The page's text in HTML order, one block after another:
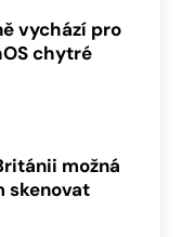
vychází pro
chytré
možná
skenovat